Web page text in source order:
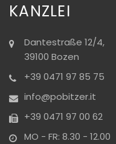
KANZLEI
Dantestraße 12/4,
39100 Bozen
+39 0471 97 85 75
info@pobitzer.it
+39 0471 97 00 62
MO - FR: 8.30 - 12.00